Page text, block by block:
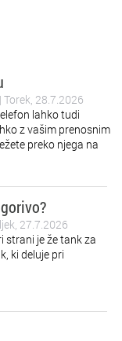
| Torek, 28.7.2026
lahko tudi
z vašim prenosnim
preko njega na
27.7.2026
strani je že tank za
ki deluje pri